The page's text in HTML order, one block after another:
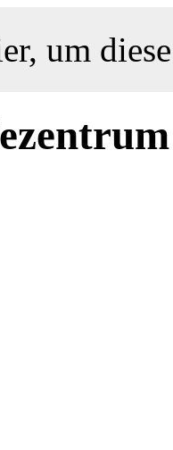
um